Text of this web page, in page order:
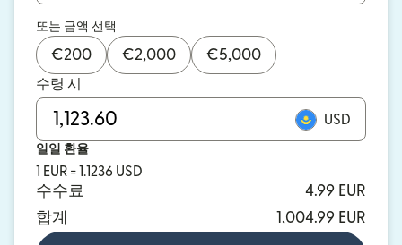
또는 금액 선택
€200 €2,000 €5,000
수령 시
USD
일일 환율
1 EUR = 1.1236 USD
수수료
4.99 EUR
합계
1,004.99 EUR